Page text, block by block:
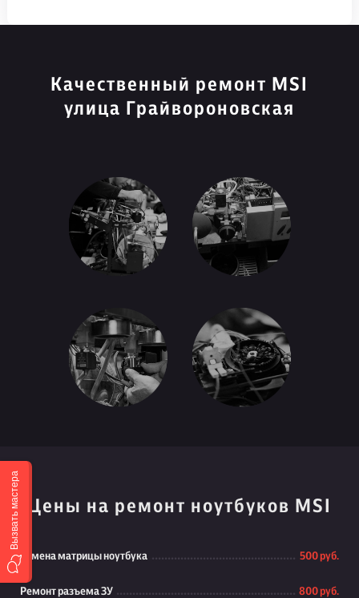
Качественный ремонт MSI
улица Грайвороновская
Цены на ремонт ноутбуков MSI
Замена матрицы ноутбука 500 руб.
Ремонт разъема ЗУ 800 руб.
Вызвать мастера